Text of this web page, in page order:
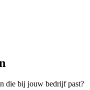
die bij jouw bedrijf past?